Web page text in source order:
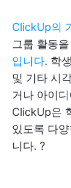
ClickUp의
그룹 활동
입니다. 학
및 기타 시
거나 아이
ClickUp은
있도록 다
니다. ?